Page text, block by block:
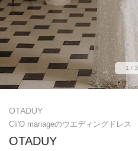
1/3
OTADUY
Cli'O mariageのウエディングドレス
OTADUY